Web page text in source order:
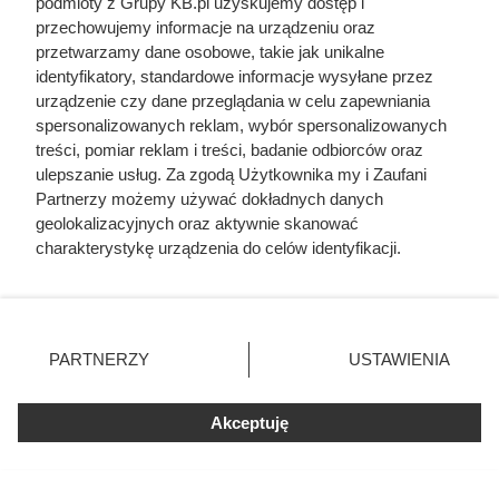
Zewnętrzna jednostka pompy ciepła odpowiedzialna za absorpcję
przechowujemy informacje na urządzeniu oraz
przetwarzamy dane osobowe, takie jak unikalne
identyfikatory, standardowe informacje wysyłane przez
urządzenie czy dane przeglądania w celu zapewniania
spersonalizowanych reklam, wybór spersonalizowanych
treści, pomiar reklam i treści, badanie odbiorców oraz
ulepszanie usług. Za zgodą Użytkownika my i Zaufani
Partnerzy możemy używać dokładnych danych
geolokalizacyjnych oraz aktywnie skanować
charakterystykę urządzenia do celów identyfikacji.
zmienić/wycofać klikając przycisk ustawień prywatności
znajdujący się w lewym dolnym rogu strony. Niektóre
użytkownika, ale masz prawo sprzeciwić się takiemu
przetwarzaniu. Preferencje będą miały zastosowania tylko
PARTNERZY USTAWIENIA
Akceptuję